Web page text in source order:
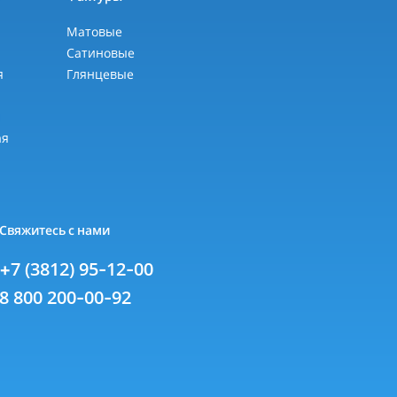
Матовые
Сатиновые
Глянцевые
Свяжитесь с нами
+7 (3812) 95-12-00
8 800 200-00-92